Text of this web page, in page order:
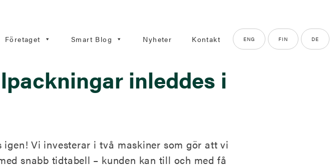
Företaget Smart Blog Nyheter Kontakt ENG FIN DE
inleddes i
Vi investerar i två maskiner som gör att vi
snabb tidtabell – kunden kan till och med få